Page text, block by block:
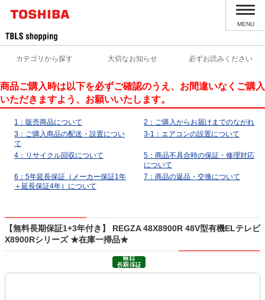
MENU
カテゴリから探す 大切なお知らせ 必ずお読みください
商品ご購入時は以下を必ずご確認のうえ、お間違いなくご購入
いただきますよう、お願いいたします。
1：販売商品について
2：ご購入からお届けまでのながれ
3：ご購入商品の配送・設置につい
て
3-1：エアコンの設置について
4：リサイクル回収について
5：商品不具合時の保証・修理対応
について
6：5年延長保証（メーカー保証1年
＋延長保証4年）について
7：商品の返品・交換について
【無料長期保証1+3年付き】 REGZA 48X8900R 48V型有機ELテレビ
X8900Rシリーズ ★在庫一掃品★